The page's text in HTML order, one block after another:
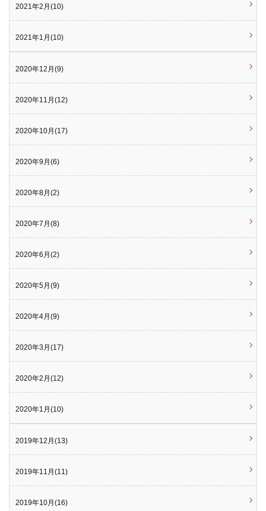
2021年2月(10)
2021年1月(10)
2020年12月(9)
2020年11月(12)
2020年10月(17)
2020年9月(6)
2020年8月(2)
2020年7月(8)
2020年6月(2)
2020年5月(9)
2020年4月(9)
2020年3月(17)
2020年2月(12)
2020年1月(10)
2019年12月(13)
2019年11月(11)
2019年10月(16)